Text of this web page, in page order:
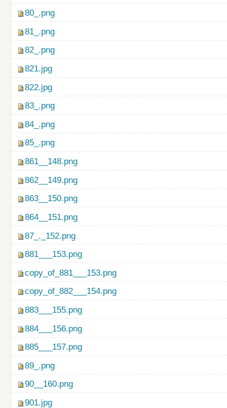
80_.png
81_.png
82_.png
821.jpg
822.jpg
83_.png
84_.png
85_.png
861__148.png
862__149.png
863__150.png
864__151.png
87_._152.png
881___153.png
copy_of_881___153.png
copy_of_882___154.png
883___155.png
884___156.png
885___157.png
89_.png
90__160.png
901.jpg